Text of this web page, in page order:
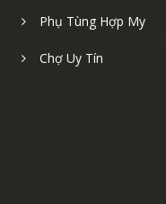
Phụ Tùng Hợp My
Chợ Uy Tín